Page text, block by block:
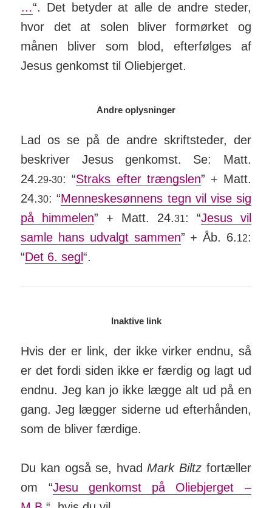
…“. Det be­tyder at alle de andre steder,
hvor det at solen bliver for­mørket og
månen bliver som blod, efter­følges af
Jesus gen­komst til Olie­bjerget.
Andre oplysninger
Lad os se på de andre skrift­steder, der
be­skriver Jesus gen­komst. Se: Matt.
24.29-30: “Straks efter trængslen” + Matt.
24.30: “Men­nes­ke­sønnens tegn vil vise sig
på him­melen” + Matt. 24.31: “Jesus vil
samle hans ud­valgt sammen” + Åb. 6.12:
“Det 6. segl“.
Inaktive link
Hvis der er link, der ikke virker endnu, så
er det fordi siden ikke er færdig og lagt ud
endnu. Jeg kan jo ikke lægge alt ud på en
gang. Jeg lægger siderne ud efter­hånden,
som de bliver færdige.
Du kan også se, hvad Mark Biltzfor­tæller
om “Jesu gen­komst på Olie­bjerget –